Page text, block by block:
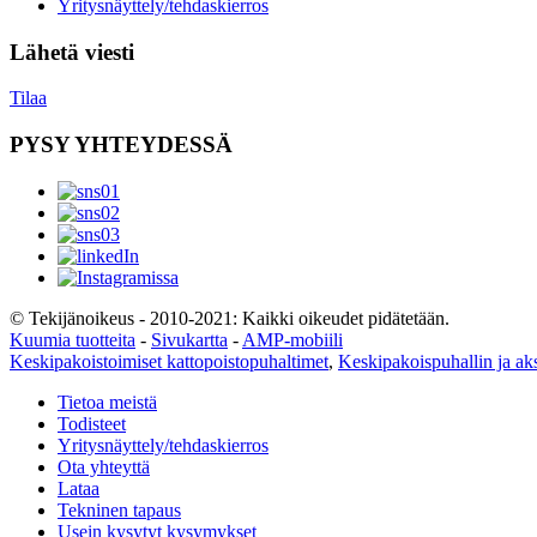
Yritysnäyttely/tehdaskierros
Lähetä viesti
Tilaa
PYSY YHTEYDESSÄ
© Tekijänoikeus - 2010-2021: Kaikki oikeudet pidätetään.
Kuumia tuotteita - Sivukartta - AMP-mobiili
Keskipakoistoimiset kattopoistopuhaltimet, Keskipakoispuhallin ja
Tietoa meistä
Todisteet
Yritysnäyttely/tehdaskierros
Ota yhteyttä
Lataa
Tekninen tapaus
Usein kysytyt kysymykset